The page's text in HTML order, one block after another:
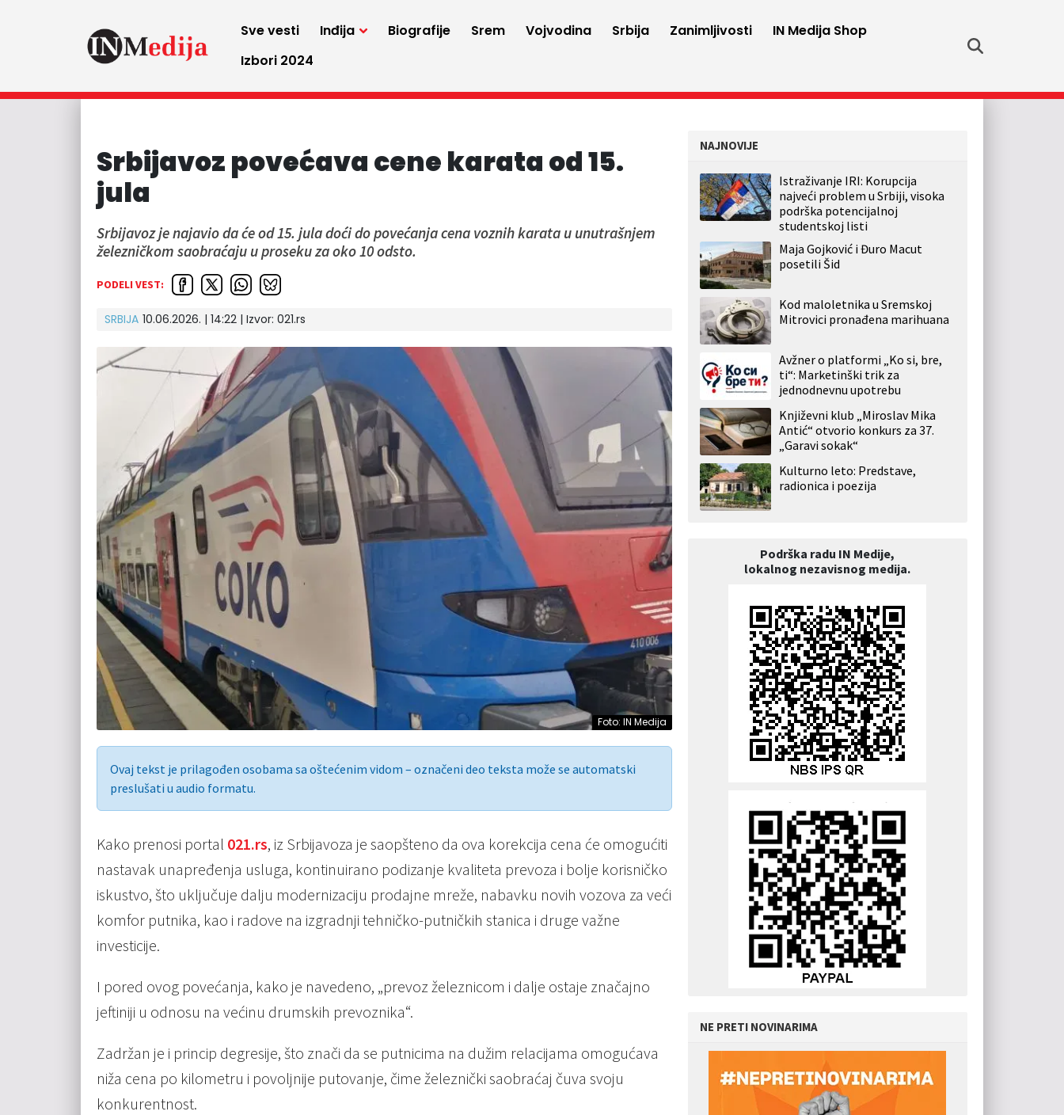
Sve vesti Inđija Biografije Srem Vojvodina Srbija Zanimljivosti
IN Medija Shop
Izbori 2024
Srbijavoz povećava cene karata od 15.
jula
Srbijavoz je najavio da će od 15. jula doći do povećanja cena voznih karata u unutrašnjem
železničkom saobraćaju u proseku za oko 10 odsto.
PODELI VEST:
SRBIJA 10.06.2026. | 14:22 | Izvor: 021.rs
Foto: IN Medija
Ovaj tekst je prilagođen osobama sa oštećenim vidom – označeni deo teksta može se automatski
preslušati u audio formatu.
Kako prenosi portal 021.rs, iz Srbijavoza je saopšteno da ova korekcija cena će omogućiti
nastavak unapređenja usluga, kontinuirano podizanje kvaliteta prevoza i bolje korisničko
iskustvo, što uključuje dalju modernizaciju prodajne mreže, nabavku novih vozova za veći
komfor putnika, kao i radove na izgradnji tehničko-putničkih stanica i druge važne
investicije.
I pored ovog povećanja, kako je navedeno, „prevoz železnicom i dalje ostaje značajno
jeftiniji u odnosu na većinu drumskih prevoznika“.
Zadržan je i princip degresije, što znači da se putnicima na dužim relacijama omogućava
niža cena po kilometru i povoljnije putovanje, čime železnički saobraćaj čuva svoju
konkurentnost.
NAJNOVIJE
Istraživanje IRI: Korupcija
najveći problem u Srbiji, visoka
podrška potencijalnoj
studentskoj listi
Maja Gojković i Đuro Macut
posetili Šid
Kod maloletnika u Sremskoj
Mitrovici pronađena marihuana
Avžner o platformi „Ko si, bre,
ti“: Marketinški trik za
jednodnevnu upotrebu
Književni klub „Miroslav Mika
Antić“ otvorio konkurs za 37.
„Garavi sokak“
Kulturno leto: Predstave,
radionica i poezija
Podrška radu IN Medije,
lokalnog nezavisnog medija.
NE PRETI NOVINARIMA